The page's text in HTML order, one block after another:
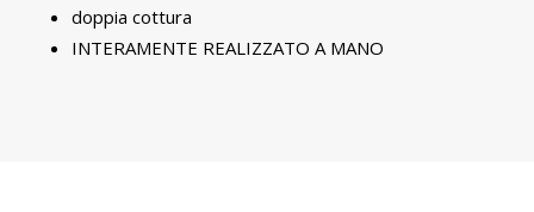
doppia cottura
INTERAMENTE REALIZZATO A MANO